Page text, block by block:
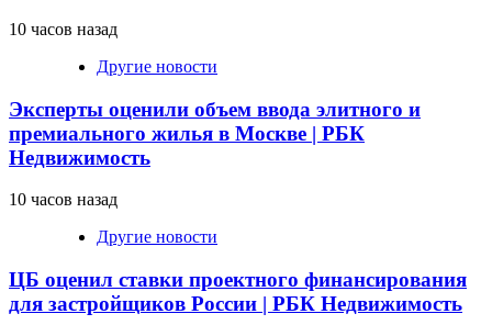
10 часов назад
Другие новости
Эксперты оценили объем ввода элитного и
премиального жилья в Москве | РБК
Недвижимость
10 часов назад
Другие новости
ЦБ оценил ставки проектного финансирования
для застройщиков России | РБК Недвижимость